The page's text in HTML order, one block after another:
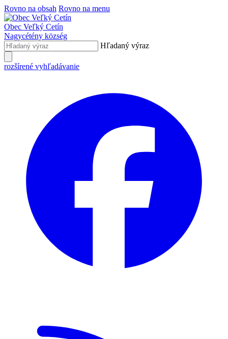
Rovno na obsah Rovno na menu
Obec Veľký Cetín
Nagycétény község
Hľadaný výraz
rozšírené vyhľadávanie